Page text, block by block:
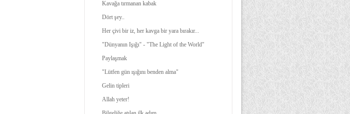
Kavağa tırmanan kabak
Dört şey..
Her çivi bir iz, her kavga bir yara bırakır...
"Dünyanın Işığı" - "The Light of the World"
Paylaşmak
"Lütfen gün ışığını benden alma"
Gelin tipleri
Allah yeter!